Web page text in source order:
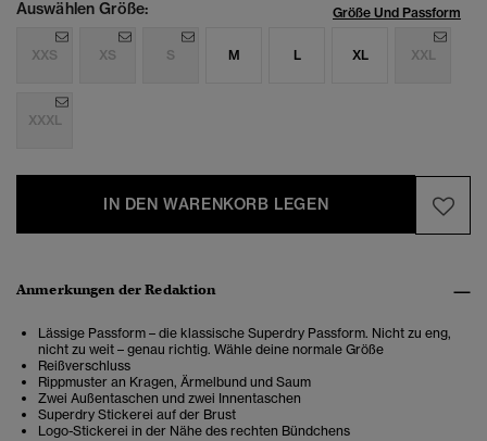
Auswählen Größe: Größe Und Passform
XXS XS S M L XL XXL
XXXL
IN DEN WARENKORB LEGEN
Anmerkungen der Redaktion
Lässige Passform – die klassische Superdry Passform. Nicht zu eng,
nicht zu weit – genau richtig. Wähle deine normale Größe
Reißverschluss
Rippmuster an Kragen, Ärmelbund und Saum
Zwei Außentaschen und zwei Innentaschen
Superdry Stickerei auf der Brust
Logo-Stickerei in der Nähe des rechten Bündchens